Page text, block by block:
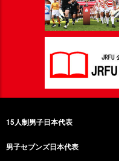
15人制男子日本代表
男子セブンズ日本代表